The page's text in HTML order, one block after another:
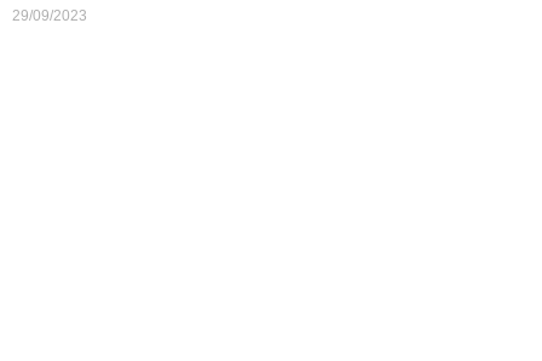
29/09/2023